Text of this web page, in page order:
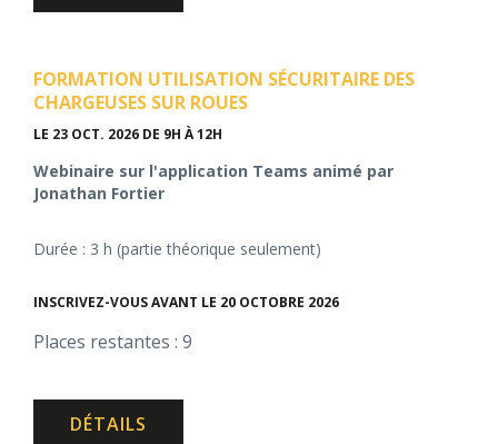
FORMATION UTILISATION SÉCURITAIRE DES
CHARGEUSES SUR ROUES
LE 23 OCT. 2026 DE 9H À 12H
Webinaire sur l'application Teams animé par
Jonathan Fortier
Durée : 3 h (partie théorique seulement)
INSCRIVEZ-VOUS AVANT LE 20 OCTOBRE 2026
Places restantes : 9
DÉTAILS